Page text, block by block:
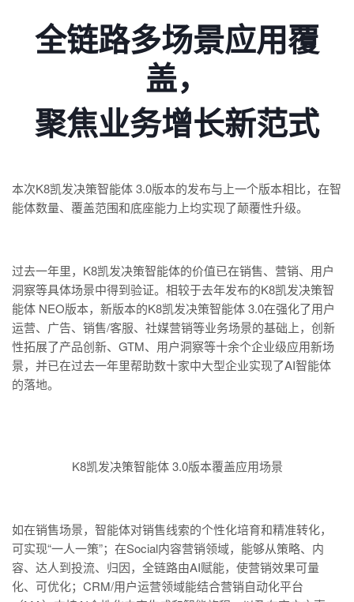
全链路多场景应用覆
盖，
聚焦业务增长新范式
本次K8凯发决策智能体 3.0版本的发布与上一个版本相比，在智
能体数量、覆盖范围和底座能力上均实现了颠覆性升级。
过去一年里，K8凯发决策智能体的价值已在销售、营销、用户
洞察等具体场景中得到验证。相较于去年发布的K8凯发决策智
能体 NEO版本，新版本的K8凯发决策智能体 3.0在强化了用户
运营、广告、销售/客服、社媒营销等业务场景的基础上，创新
性拓展了产品创新、GTM、用户洞察等十余个企业级应用新场
景，并已在过去一年里帮助数十家中大型企业实现了AI智能体
的落地。
K8凯发决策智能体 3.0版本覆盖应用场景
如在销售场景，智能体对销售线索的个性化培育和精准转化，
可实现“一人一策”；在Social内容营销领域，能够从策略、内
容、达人到投流、归因，全链路由AI赋能，使营销效果可量
化、可优化；CRM/用户运营领域能结合营销自动化平台